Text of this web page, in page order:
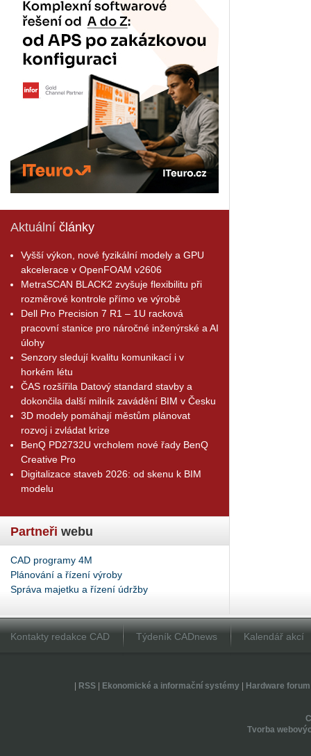
Aktuální články
Vyšší výkon, nové fyzikální modely a GPU
akcelerace v OpenFOAM v2606
MetraSCAN BLACK2 zvyšuje flexibilitu při
rozměrové kontrole přímo ve výrobě
Dell Pro Precision 7 R1 – 1U racková
pracovní stanice pro náročné inženýrské a AI
úlohy
Senzory sledují kvalitu komunikací i v
horkém létu
ČAS rozšířila Datový standard stavby a
dokončila další milník zavádění BIM v Česku
3D modely pomáhají městům plánovat
rozvoj i zvládat krize
BenQ PD2732U vrcholem nové řady BenQ
Creative Pro
Digitalizace staveb 2026: od skenu k BIM
modelu
Partneři webu
CAD programy 4M
Plánování a řízení výroby
Správa majetku a řízení údržby
Kontakty redakce CAD Týdeník CADnews Kalendář akcí
RSS| Ekonomické a informační systémy| Hardware forum
Tvorba